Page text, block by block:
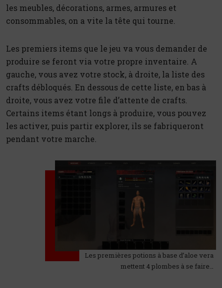
les meubles, décorations, armes, armures et
consommables, on a vite la tête qui tourne.
Les premiers items que le jeu va vous demander de
produire se feront via votre propre inventaire. A
gauche, vous avez votre stock, à droite, la liste des
crafts débloqués. En dessous de cette liste, en bas à
droite, vous avez votre file d’attente de crafts.
Certains items étant longs à produire, vous pouvez
les activer, puis partir explorer, ils se fabriqueront
pendant votre marche.
Les premières potions à base d’aloe vera
mettent 4 plombes à se faire…